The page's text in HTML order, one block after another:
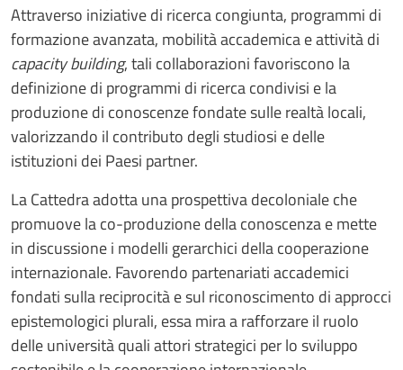
Attraverso iniziative di ricerca congiunta, programmi di
formazione avanzata, mobilità accademica e attività di
capacity building, tali collaborazioni favoriscono la
definizione di programmi di ricerca condivisi e la
produzione di conoscenze fondate sulle realtà locali,
valorizzando il contributo degli studiosi e delle
istituzioni dei Paesi partner.
La Cattedra adotta una prospettiva decoloniale che
promuove la co-produzione della conoscenza e mette
in discussione i modelli gerarchici della cooperazione
internazionale. Favorendo partenariati accademici
fondati sulla reciprocità e sul riconoscimento di approcci
epistemologici plurali, essa mira a rafforzare il ruolo
delle università quali attori strategici per lo sviluppo